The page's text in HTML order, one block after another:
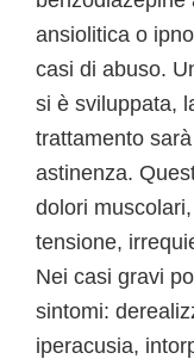
ansiolitica o
casi di abuso.
si è sviluppata,
trattamento
astinenza.
dolori
tensione,
Nei casi gravi
sintomi:
iperacusia,